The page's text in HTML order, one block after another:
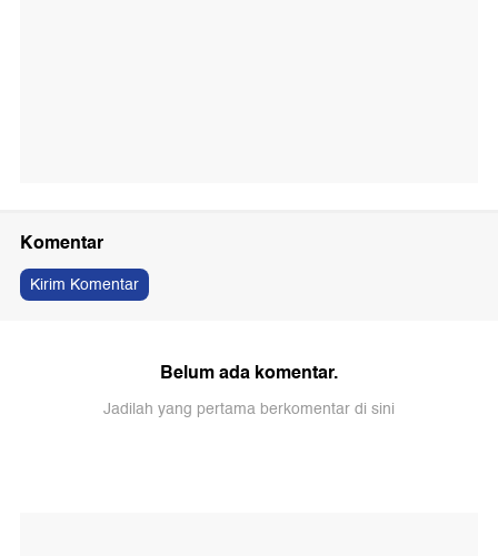
Komentar
Kirim Komentar
Belum ada komentar.
Jadilah yang pertama berkomentar di sini